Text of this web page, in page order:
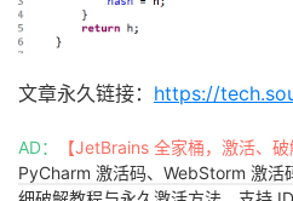
文章永久链接： https://
AD： 【JetBrains 全家桶，激活、破
PyCharm 激活码、WebStorm 激